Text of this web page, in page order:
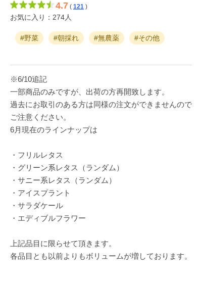
4.7 ( 121 )
お気に入り：274人
#野菜 #朝採れ #無農薬 #その他
※6/10追記
一部商品のみですが、出荷の方再開致します。
過去にお取引のある方は同様の注文ができませんので
ご注意ください。
6月現在のラインナップは
・フリルレタス
・グリーン系レタス（ランダム）
・サニー系レタス（ランダム）
・アイスプラント
・サラダケール
・エディブルフラワー
上記品目に限らせて頂きます。
各品目とも以前よりもボリュームが増しております。